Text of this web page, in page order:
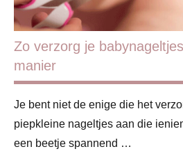
Zo verzorg je
manier
Je bent niet de enige die het
piepkleine nageltjes aan die
een beetje spannend …